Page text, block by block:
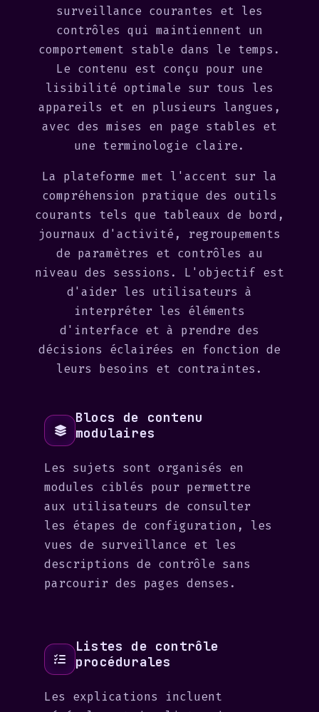
surveillance courantes et les
contrôles qui maintiennent un
comportement stable dans le temps.
Le contenu est conçu pour une
lisibilité optimale sur tous les
appareils et en plusieurs langues,
avec des mises en page stables et
une terminologie claire.
La plateforme met l'accent sur la
compréhension pratique des outils
courants tels que tableaux de bord,
journaux d'activité, regroupements
de paramètres et contrôles au
niveau des sessions. L'objectif est
d'aider les utilisateurs à
interpréter les éléments
d'interface et à prendre des
décisions éclairées en fonction de
leurs besoins et contraintes.
Blocs de contenu
modulaires
Les sujets sont organisés en
modules ciblés pour permettre
aux utilisateurs de consulter
les étapes de configuration, les
vues de surveillance et les
descriptions de contrôle sans
parcourir des pages denses.
Listes de contrôle
procédurales
Les explications incluent